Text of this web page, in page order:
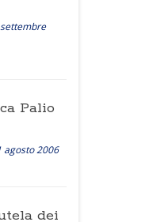
Palio
agosto 2006
dei